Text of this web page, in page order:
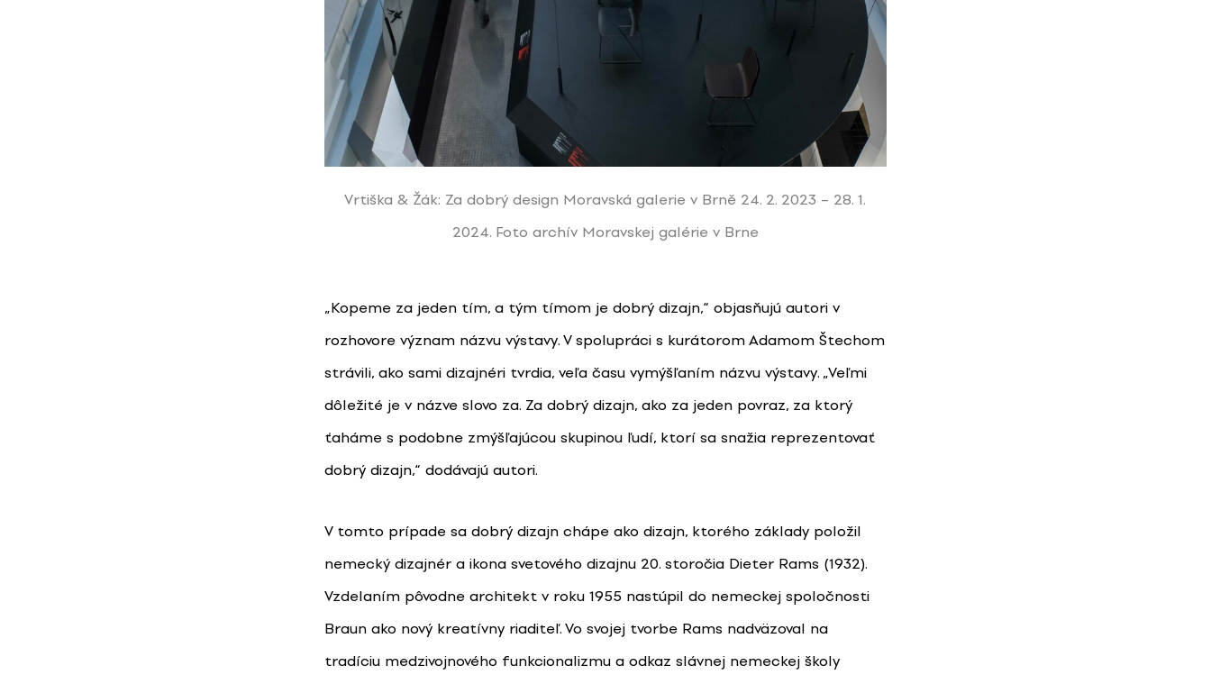
Vrtiška & Žák: Za dobrý design Moravská galerie v Brně 24. 2. 2023 – 28. 1.
2024. Foto archív Moravskej galérie v Brne
„Kopeme za jeden tím, a tým tímom je dobrý dizajn,“ objasňujú autori v
rozhovore význam názvu výstavy. V spolupráci s kurátorom Adamom Štechom
strávili, ako sami dizajnéri tvrdia, veľa času vymýšľaním názvu výstavy. „Veľmi
dôležité je v názve slovo za. Za dobrý dizajn, ako za jeden povraz, za ktorý
ťaháme s podobne zmýšľajúcou skupinou ľudí, ktorí sa snažia reprezentovať
dobrý dizajn,“ dodávajú autori.
V tomto prípade sa dobrý dizajn chápe ako dizajn, ktorého základy položil
nemecký dizajnér a ikona svetového dizajnu 20. storočia Dieter Rams (1932).
Vzdelaním pôvodne architekt v roku 1955 nastúpil do nemeckej spoločnosti
Braun ako nový kreatívny riaditeľ. Vo svojej tvorbe Rams nadväzoval na
tradíciu medzivojnového funkcionalizmu a odkaz slávnej nemeckej školy